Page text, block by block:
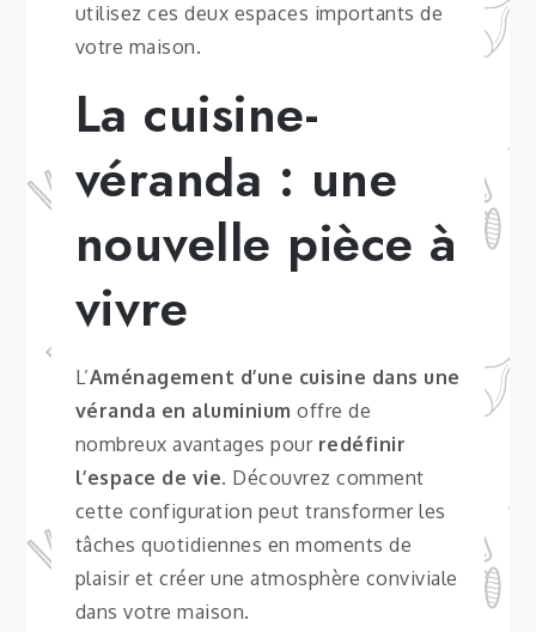
utilisez ces deux espaces importants de
votre maison.
La cuisine-
véranda : une
nouvelle pièce à
vivre
L’Aménagement d’une cuisine dans une
véranda en aluminium offre de
nombreux avantages pour redéfinir
l’espace de vie. Découvrez comment
cette configuration peut transformer les
tâches quotidiennes en moments de
plaisir et créer une atmosphère conviviale
dans votre maison.